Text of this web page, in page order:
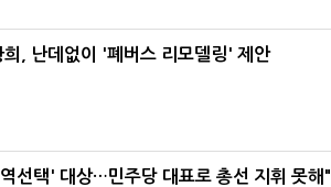
, 난데없이 '폐버스 리모델링' 제안
선택' 대상…민주당 대표로 총선 지휘 못해"